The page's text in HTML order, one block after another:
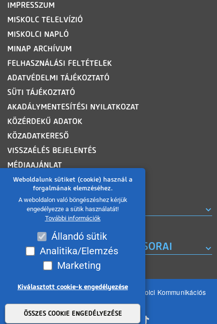
Weboldalunk sütiket (cookie) használ a
forgalmának elemzéséhez.
A weboldalon való böngészéshez kérjük
engedélyezze a sütik használatát!
További információk
Állandó sütik
Analitika/Elemzés
Marketing
Kiválasztott cookie-k engedélyezése
ÖSSZES COOKIE ENGEDÉLYEZÉSE
IMPRESSZUM
MISKOLC TELELVÍZIÓ
MISKOLCI NAPLÓ
MINAP ARCHÍVUM
FELHASZNÁLÁSI FELTÉTELEK
ADATVÉDELMI TÁJÉKOZTATÓ
SÜTI TÁJÉKOZTATÓ
AKADÁLYMENTESÍTÉSI NYILATKOZAT
KÖZÉRDEKŰ ADATOK
KÖZADATKERESŐ
VISSZAÉLÉS BEJELENTÉS
MÉDIAAJÁNLAT
OLDALTÉRKÉP
ROVATOK
A MISKOLC TV KORÁBBI MŰSORAI
Minden jog fenntartva 2026 © MIKOM Miskolci Kommunikációs
Nonprofit Kft.